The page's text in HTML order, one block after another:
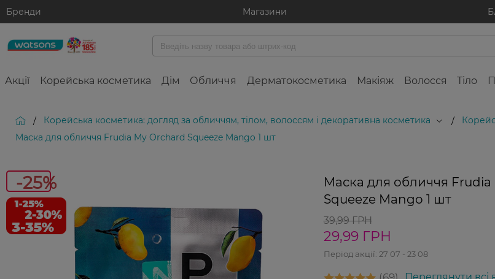
Бренди Магазини
Акції Корейська косметика Дім Обличчя Дерматокосметика Макіяж Волосся Тіло
/ Корейська косметика: догляд за обличчям, тілом, волоссям і декоративна косметика /
Маска для обличчя Frudia My Orchard Squeeze Mango 1 шт
-25%
Маска для обличчя Frudia
Squeeze Mango 1 шт
39,99 ГРН
29,99 ГРН
Період акції: 27 07 - 23 08